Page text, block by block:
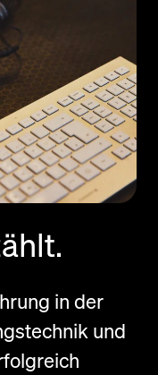
in der
und